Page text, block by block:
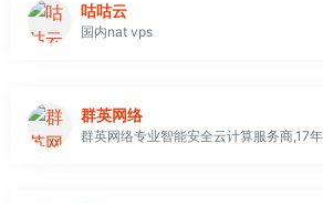
咕咕云
国内nat vps
群英网络